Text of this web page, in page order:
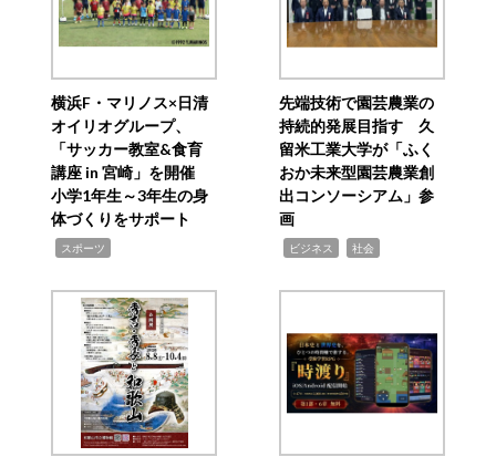
横浜F・マリノス×日清
オイリオグループ、
「サッカー教室&食育
講座 in 宮崎」を開催
小学1年生～3年生の身
体づくりをサポート
スポーツ
先端技術で園芸農業の
持続的発展目指す 久
留米工業大学が「ふく
おか未来型園芸農業創
出コンソーシアム」参
画
ビジネス 社会